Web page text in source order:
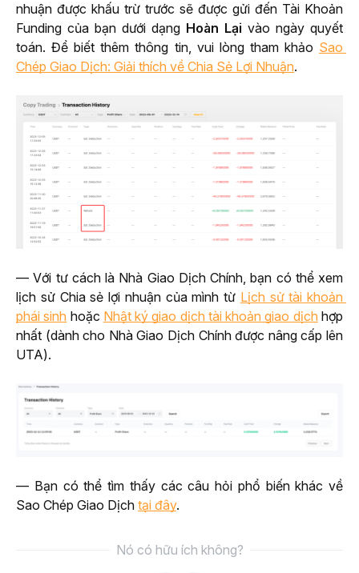
nhuận được khấu trừ trước sẽ được gửi đến Tài Khoản
Funding của bạn dưới dạng Hoàn Lại vào ngày quyết
toán. Để biết thêm thông tin, vui lòng tham khảo Sao
Chép Giao Dịch: Giải thích về Chia Sẻ Lợi Nhuận.
— Với tư cách là Nhà Giao Dịch Chính, bạn có thể xem
lịch sử Chia sẻ lợi nhuận của mình từ Lịch sử tài khoản
phái sinh hoặc Nhật ký giao dịch tài khoản giao dịch hợp
nhất (dành cho Nhà Giao Dịch Chính được nâng cấp lên
UTA).
— Bạn có thể tìm thấy các câu hỏi phổ biến khác về
Sao Chép Giao Dịch tại đây.
Nó có hữu ích không?